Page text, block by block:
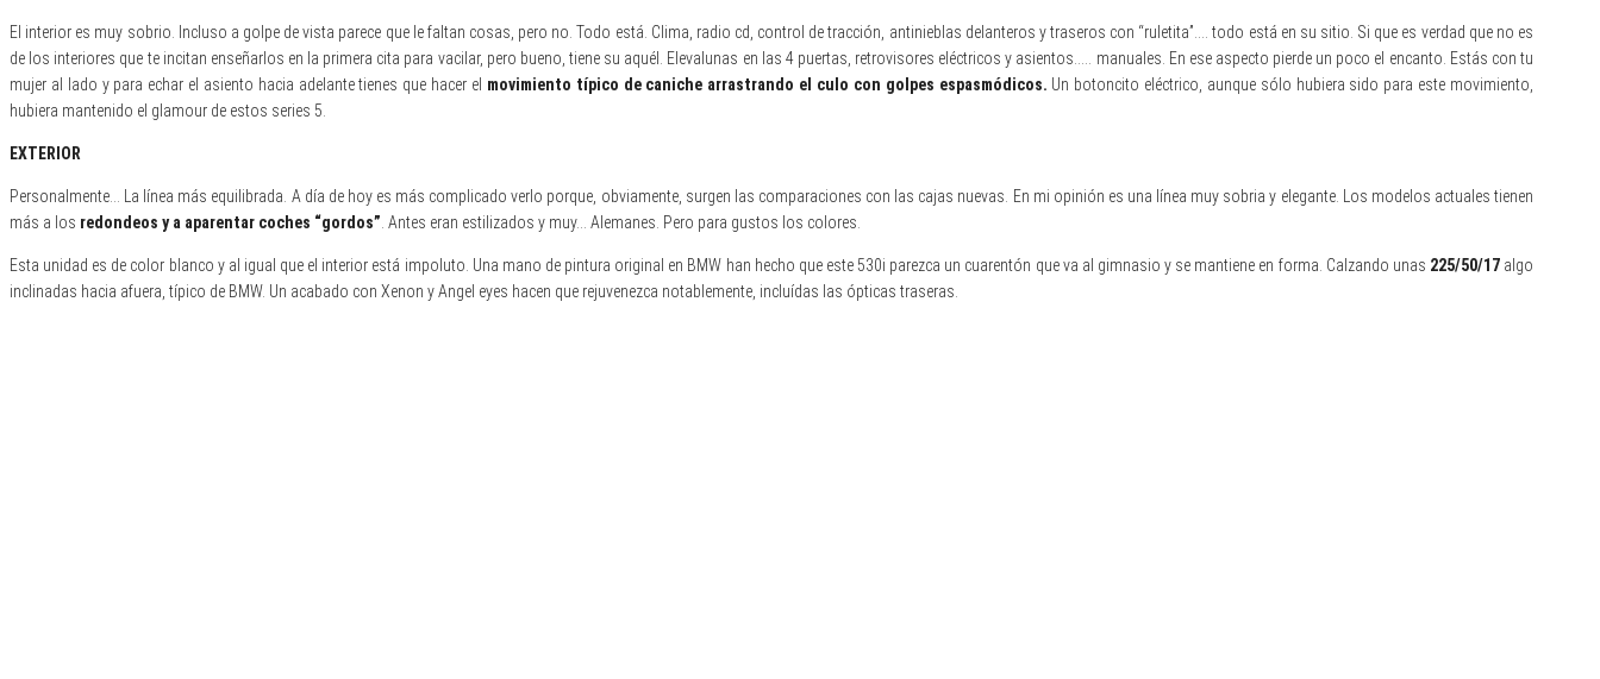
El interior es muy sobrio. Incluso a golpe de vista parece que le faltan cosas, pero no. Todo está. Clima, radio cd, control de tracción, antinieblas delanteros y traseros con “ruletita”…. todo está en su sitio. Si que es verdad que no es
de los interiores que te incitan enseñarlos en la primera cita para vacilar, pero bueno, tiene su aquél. Elevalunas en las 4 puertas, retrovisores eléctricos y asientos….. manuales. En ese aspecto pierde un poco el encanto. Estás con tu
mujer al lado y para echar el asiento hacia adelante tienes que hacer el movimiento típico de caniche arrastrando el culo con golpes espasmódicos. Un botoncito eléctrico, aunque sólo hubiera sido para este movimiento,
hubiera mantenido el glamour de estos series 5.
EXTERIOR
Personalmente… La línea más equilibrada. A día de hoy es más complicado verlo porque, obviamente, surgen las comparaciones con las cajas nuevas. En mi opinión es una línea muy sobria y elegante. Los modelos actuales tienen
más a los redondeos y a aparentar coches “gordos” . Antes eran estilizados y muy… Alemanes. Pero para gustos los colores.
Esta unidad es de color blanco y al igual que el interior está impoluto. Una mano de pintura original en BMW han hecho que este 530i parezca un cuarentón que va al gimnasio y se mantiene en forma. Calzando unas 225/50/17algo
inclinadas hacia afuera, típico de BMW. Un acabado con Xenon y Angel eyes hacen que rejuvenezca notablemente, incluídas las ópticas traseras.